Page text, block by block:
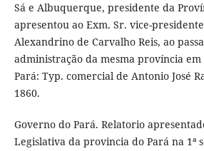
Sá e Albuquerque, presidente da
apresentou ao Exm. Sr. vice-
Alexandrino de Carvalho Reis, ao
administração da mesma província em
Pará: Typ. comercial de Antonio José
1860.
Governo do Pará. Relatorio
Legislativa da provincia do Pará na 1ª